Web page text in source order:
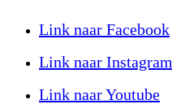
Link naar Facebook
Link naar Instagram
Link naar Youtube